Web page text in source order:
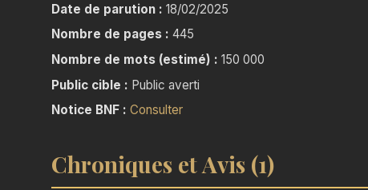
passé douloureux mais uni par une mission :
ceux qui ne peuvent se défendre. Traqués et
ces mercenaires d’élite apprennent vite que la
technologie sont des armes aussi puissantes que
Au fil de leur quête, trahisons, complots et
thriller techno-cyberpunk, où espionnage,
Alice et son équipe doivent naviguer entre
Date de parution : 18/02/2025
Nombre de pages : 445
Nombre de mots (estimé) : 150 000
Public cible : Public averti
Notice BNF : Consulter
Chroniques et Avis (1)